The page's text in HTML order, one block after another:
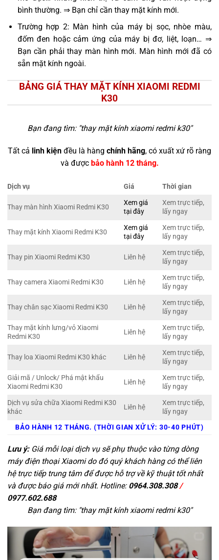
bình thường. ⇒ Bạn chỉ cần thay mặt kính mới.
Trường hợp 2: Màn hình của máy bị sọc, nhòe màu,
đốm đen hoặc cảm ứng của máy bị đơ, liệt, loạn… ⇒
Bạn cần phải thay màn hình mới. Màn hình mới đã có
sẵn mặt kính ngoài.
BẢNG GIÁ THAY MẶT KÍNH XIAOMI REDMI
K30
Bạn đang tìm: "thay mặt kính xiaomi redmi k30"
Tất cả linh kiện đều là hàng chính hãng, có xuất xứ rõ ràng
và được bảo hành 12 tháng.
Dịch vụ Giá Thời gian
Thay màn hình Xiaomi Redmi K30
Xem giá
tại đây
Xem trực tiếp,
lấy ngay
Thay mặt kính Xiaomi Redmi K30
Xem giá
tại đây
Xem trực tiếp,
lấy ngay
Thay pin Xiaomi Redmi K30 Liên hệ
Xem trực tiếp,
lấy ngay
Thay camera Xiaomi Redmi K30 Liên hệ
Xem trực tiếp,
lấy ngay
Thay chân sạc Xiaomi Redmi K30 Liên hệ
Xem trực tiếp,
lấy ngay
Thay mặt kính lưng/vỏ Xiaomi
Redmi K30
Liên hệ
Xem trực tiếp,
lấy ngay
Thay loa Xiaomi Redmi K30 khác Liên hệ
Xem trực tiếp,
lấy ngay
Giải mã / Unlock/ Phá mật khẩu
Xiaomi Redmi K30
Liên hệ
Xem trực tiếp,
lấy ngay
Dịch vụ sửa chữa Xiaomi Redmi K30
khác
Liên hệ
Xem trực tiếp,
lấy ngay
BẢO HÀNH 12 THÁNG. (THỜI GIAN XỬ LÝ: 30-40 PHÚT)
Lưu ý:Giá mỗi loại dịch vụ sẽ phụ thuộc vào từng dòng
máy điện thoại Xiaomi do đó quý khách hàng có thể liên
hệ trực tiếp trung tâm để được hỗ trợ về kỹ thuật tốt nhất
và được báo giá mới nhất. Hotline: 0964.308.308/
0977.602.688
Bạn đang tìm: "thay mặt kính xiaomi redmi k30"